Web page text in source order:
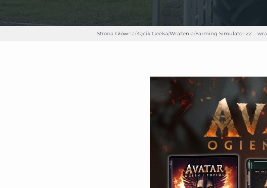
Strona Główna/Kącik Geeka/Wrażenia/Farming Simulator 22 –